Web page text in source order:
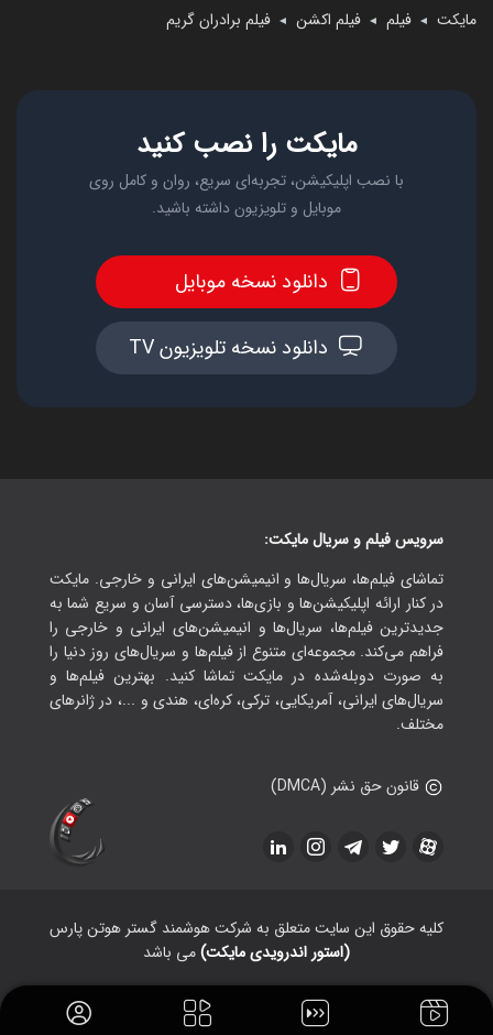
مایکت ◄ فیلم ◄ فیلم اکشن ◄ فیلم برادران گریم
مایکت را نصب کنید
با نصب اپلیکیشن، تجربه‌ای سریع، روان و کامل روی
موبایل و تلویزیون داشته باشید.
دانلود نسخه موبایل
دانلود نسخه تلویزیون TV
سرویس فیلم و سریال مایکت:
تماشای فیلم‌ها، سریال‌ها و انیمیشن‌های ایرانی و خارجی. مایکت
در کنار ارائه اپلیکیشن‌ها و بازی‌ها، دسترسی آسان و سریع شما به
جدیدترین فیلم‌ها، سریال‌ها و انیمیشن‌های ایرانی و خارجی را
فراهم می‌کند. مجموعه‌ای متنوع از فیلم‌ها و سریال‌های روز دنیا را
به صورت دوبله‌شده در مایکت تماشا کنید. بهترین فیلم‌ها و
سریال‌های ایرانی، آمریکایی، ترکی، کره‌ای، هندی و ...، در ژانرهای
مختلف.
قانون حق نشر (DMCA)
کلیه حقوق این سایت متعلق به شرکت هوشمند گستر هوتن پارس
(استور اندرویدی مایکت)می باشد